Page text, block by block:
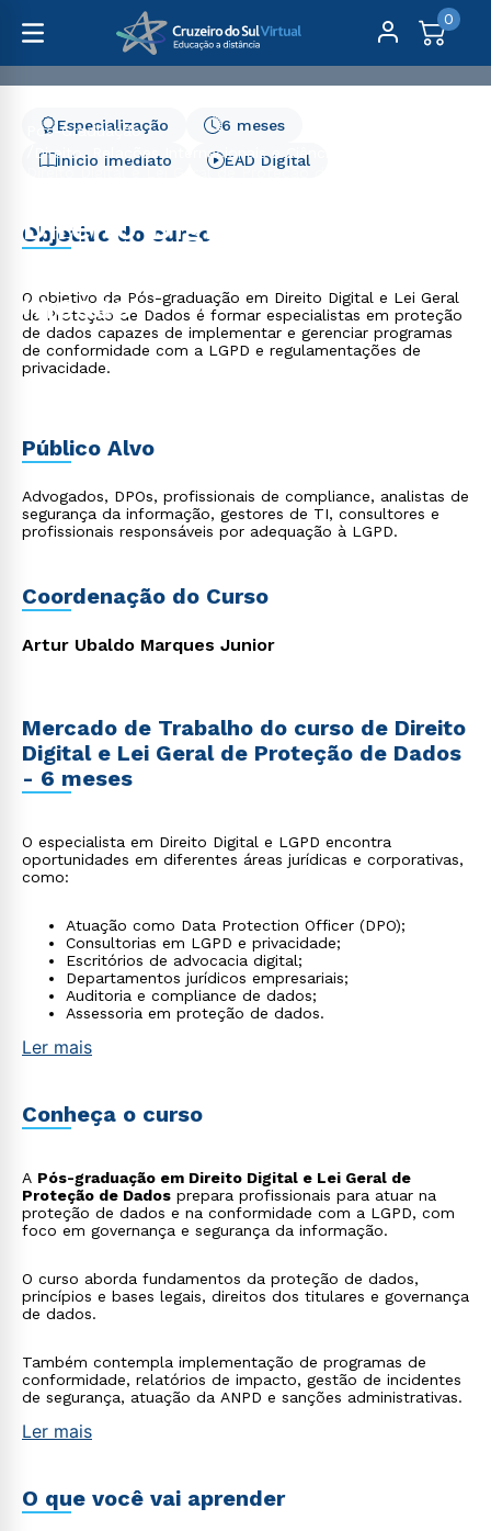
0
Pós-Graduação
Direito, Relações Internacionais e Ciência Política
Direito Digital e Lei Geral de Proteção de Dados - 6
Direito Digital e Lei Geral
meses
Início Imediato
6 meses
Especialização
EAD Digital
Objetivo do curso
O objetivo da Pós-graduação em Direito Digital e Lei Geral
de Proteção de Dados é formar especialistas em proteção
de dados capazes de implementar e gerenciar programas
de conformidade com a LGPD e regulamentações de
privacidade.
Público Alvo
Advogados, DPOs, profissionais de compliance, analistas de
segurança da informação, gestores de TI, consultores e
profissionais responsáveis por adequação à LGPD.
Coordenação do Curso
Artur Ubaldo Marques Junior
Mercado de Trabalho do curso de Direito
Digital e Lei Geral de Proteção de Dados
- 6 meses
O especialista em Direito Digital e LGPD encontra
oportunidades em diferentes áreas jurídicas e corporativas,
como:
Atuação como Data Protection Officer (DPO);
Consultorias em LGPD e privacidade;
Escritórios de advocacia digital;
Departamentos jurídicos empresariais;
Auditoria e compliance de dados;
Assessoria em proteção de dados.
Ler mais
Conheça o curso
A Pós-graduação em Direito Digital e Lei Geral de
Proteção de Dados prepara profissionais para atuar na
proteção de dados e na conformidade com a LGPD, com
foco em governança e segurança da informação.
O curso aborda fundamentos da proteção de dados,
princípios e bases legais, direitos dos titulares e governança
de dados.
Também contempla implementação de programas de
conformidade, relatórios de impacto, gestão de incidentes
de segurança, atuação da ANPD e sanções administrativas.
Ler mais
O que você vai aprender